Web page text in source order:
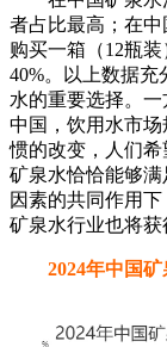
在中国矿泉水消
者占比最高；在中
购买一箱（12瓶
40%。以上数据
水的重要选择。
中国，饮用水市
惯的改变，人们
矿泉水恰恰能够
因素的共同作用下
矿泉水行业也将